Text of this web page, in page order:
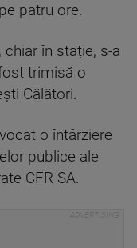
patru ore.
în stație, s-a
trimisă o
Călători.
o întârziere
publice ale
CFR SA.